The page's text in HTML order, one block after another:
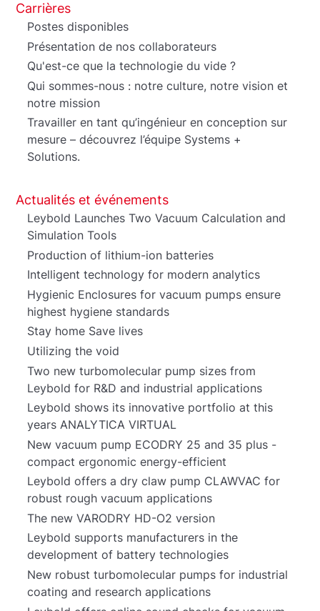
Carrières
Postes disponibles
Présentation de nos collaborateurs
Qu'est-ce que la technologie du vide ?
Qui sommes-nous : notre culture, notre vision et
notre mission
Travailler en tant qu’ingénieur en conception sur
mesure – découvrez l’équipe Systems +
Solutions.
Actualités et événements
Leybold Launches Two Vacuum Calculation and
Simulation Tools
Production of lithium-ion batteries
Intelligent technology for modern analytics
Hygienic Enclosures for vacuum pumps ensure
highest hygiene standards
Stay home Save lives
Utilizing the void
Two new turbomolecular pump sizes from
Leybold for R&D and industrial applications
Leybold shows its innovative portfolio at this
years ANALYTICA VIRTUAL
New vacuum pump ECODRY 25 and 35 plus -
compact ergonomic energy-efficient
Leybold offers a dry claw pump CLAWVAC for
robust rough vacuum applications
The new VARODRY HD-O2 version
Leybold supports manufacturers in the
development of battery technologies
New robust turbomolecular pumps for industrial
coating and research applications